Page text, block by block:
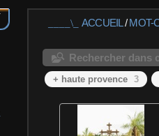
ACCUEIL/MOT-
Rechercher dans
+ haute provence 3